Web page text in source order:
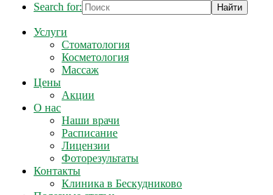
Search for:
Услуги
Стоматология
Косметология
Массаж
Цены
Акции
О нас
Наши врачи
Расписание
Лицензии
Фоторезультаты
Контакты
Клиника в Бескудниково